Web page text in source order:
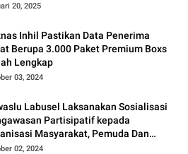
20, 2025
Inhil Pastikan Data Penerima
Berupa 3.000 Paket Premium Boxs
Lengkap
03, 2024
Labusel Laksanakan Sosialisasi
Partisipatif kepada
Masyarakat, Pemuda Dan
Pada pilkada Serentak 2024
02, 2024